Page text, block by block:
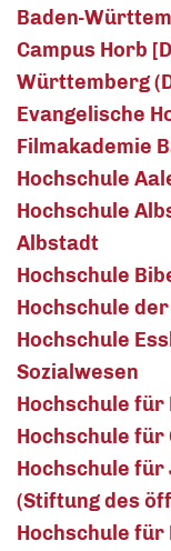
Baden-
Campus Horb
Württemberg
Evangelische
Filmakademie
Hochschule
Hochschule
Albstadt
Hochschule
Hochschule
Hochschule
Sozialwesen
Hochschule
Hochschule für
Hochschule für
(Stiftung des
Hochschule